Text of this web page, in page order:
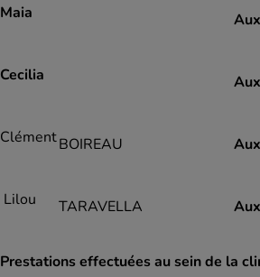
Maia
Cecilia
ClémentBOIREAU
Lilou TARAVELLA
Prestations effectuées au sein de la